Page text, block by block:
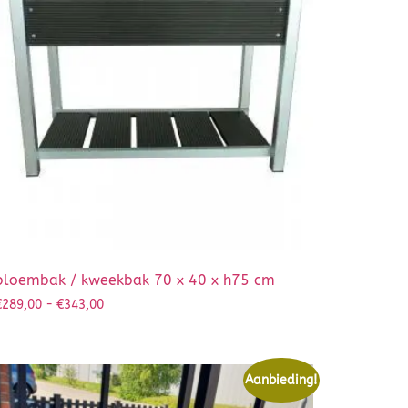
/ kweekbak 70 x 40 x h75 cm
289,00 - €343,00
Aanbieding!